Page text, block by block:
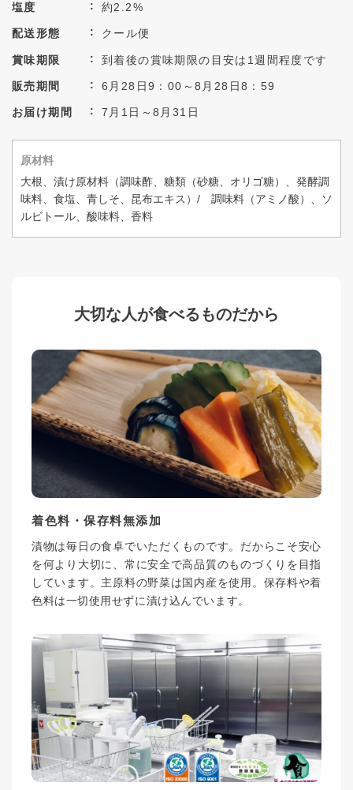
塩度 約2.2%
配送形態 クール便
賞味期限 到着後の賞味期限の目安は1週間程度です
販売期間 6月28日9：00～8月28日8：59
お届け期間 7月1日～8月31日
原材料
大根、漬け原材料（調味酢、糖類（砂糖、オリゴ糖）、発酵調
味料、食塩、青しそ、昆布エキス）/ 調味料（アミノ酸）、ソ
ルビトール、酸味料、香料
大切な人が食べるものだから
着色料・保存料無添加
漬物は毎日の食卓でいただくものです。だからこそ安心
を何より大切に、常に安全で高品質のものづくりを目指
しています。主原料の野菜は国内産を使用。保存料や着
色料は一切使用せずに漬け込んでいます。